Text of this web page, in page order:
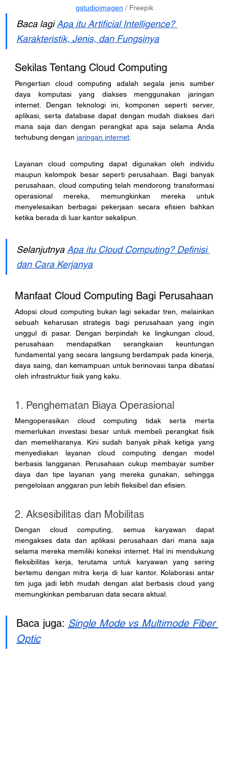
gstudioimagen / Freepik
Baca lagi Apa itu Artificial Intelligence?
Karakteristik, Jenis, dan Fungsinya
Sekilas Tentang Cloud Computing
Pengertian cloud computing adalah segala jenis sumber
daya komputasi yang diakses menggunakan jaringan
internet. Dengan teknologi ini, komponen seperti server,
aplikasi, serta database dapat dengan mudah diakses dari
mana saja dan dengan perangkat apa saja selama Anda
terhubung dengan jaringan internet.
Layanan cloud computing dapat digunakan oleh individu
maupun kelompok besar seperti perusahaan. Bagi banyak
perusahaan, cloud computing telah mendorong transformasi
operasional mereka, memungkinkan mereka untuk
menyelesaikan berbagai pekerjaan secara efisien bahkan
ketika berada di luar kantor sekalipun.
Selanjutnya Apa itu Cloud Computing? Definisi
dan Cara Kerjanya
Manfaat Cloud Computing Bagi Perusahaan
Adopsi cloud computing bukan lagi sekadar tren, melainkan
sebuah keharusan strategis bagi perusahaan yang ingin
unggul di pasar. Dengan berpindah ke lingkungan cloud,
perusahaan mendapatkan serangkaian keuntungan
fundamental yang secara langsung berdampak pada kinerja,
daya saing, dan kemampuan untuk berinovasi tanpa dibatasi
oleh infrastruktur fisik yang kaku.
1. Penghematan Biaya Operasional
Mengoperasikan cloud computing tidak serta merta
memerlukan investasi besar untuk membeli perangkat fisik
dan memeliharanya. Kini sudah banyak pihak ketiga yang
menyediakan layanan cloud computing dengan model
berbasis langganan. Perusahaan cukup membayar sumber
daya dan tipe layanan yang mereka gunakan, sehingga
pengelolaan anggaran pun lebih fleksibel dan efisien.
2. Aksesibilitas dan Mobilitas
Dengan cloud computing, semua karyawan dapat
mengakses data dan aplikasi perusahaan dari mana saja
selama mereka memiliki koneksi internet. Hal ini mendukung
fleksibilitas kerja, terutama untuk karyawan yang sering
bertemu dengan mitra kerja di luar kantor. Kolaborasi antar
tim juga jadi lebh mudah dengan alat berbasis cloud yang
memungkinkan pembaruan data secara aktual.
Baca juga: Single Mode vs Multimode Fiber
Optic